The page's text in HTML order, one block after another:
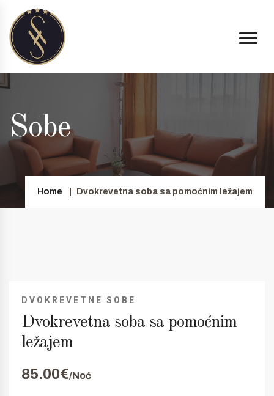
Sobe
Home Dvokrevetna soba sa pomoćnim ležajem
DVOKREVETNE SOBE
Dvokrevetna soba sa pomoćnim
ležajem
85.00€/Noć